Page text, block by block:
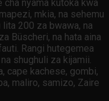
nyama kutoka kwa
mkia, na sehemu
lita 200 za bwawa, na
Büscheri, na hata aina
Rangi hutegemea
shughuli za kijamii.
cape kachese, gombi,
maliro, samizo, Zaire